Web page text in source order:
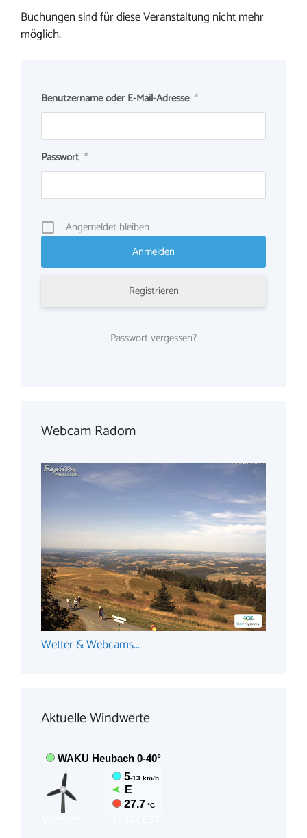
Buchungen sind für diese Veranstaltung nicht mehr
möglich.
Benutzername oder E-Mail-Adresse *
Passwort *
Angemeldet bleiben
Registrieren
Passwort vergessen?
Webcam Radom
Wetter & Webcams...
Aktuelle Windwerte